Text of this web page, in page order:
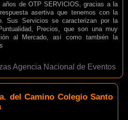
de OTP SERVICIOS, gracias a la
asertiva que tenemos con la
Sus Servicios se caracterizan por la
Precios, que son una muy
al Mercado, así como también la
Agencia Nacional de Eventos
del Camino Colegio Santo